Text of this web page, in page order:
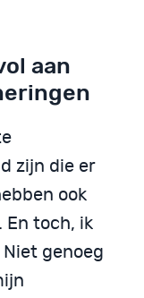
aan
zijn die er
ook
En toch, ik
genoeg